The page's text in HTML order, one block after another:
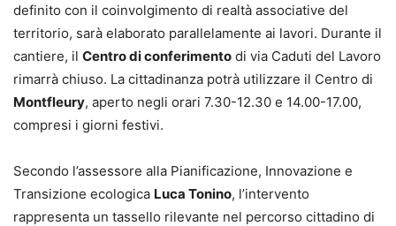
definito con il coinvolgimento di realtà associative del
territorio, sarà elaborato parallelamente ai lavori. Durante il
cantiere, il Centro di conferimento di via Caduti del Lavoro
rimarrà chiuso. La cittadinanza potrà utilizzare il Centro di
Montfleury, aperto negli orari 7.30-12.30 e 14.00-17.00,
compresi i giorni festivi.
Secondo l’assessore alla Pianificazione, Innovazione e
Transizione ecologica Luca Tonino, l’intervento
rappresenta un tassello rilevante nel percorso cittadino di